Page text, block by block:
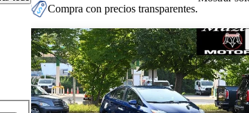
Compra con precios transparentes.